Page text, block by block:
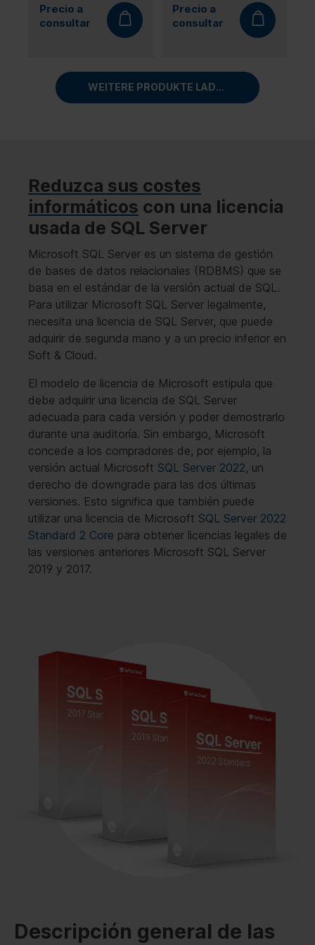
2Core
Precio a
consultar
Precio a
consultar
WEITERE PRODUKTE LADEN
Reduzca sus costes
informáticos con una licencia
usada de SQL Server
Microsoft SQL Server es un sistema de gestión
de bases de datos relacionales (RDBMS) que se
basa en el estándar de la versión actual de SQL.
Para utilizar Microsoft SQL Server legalmente,
necesita una licencia de SQL Server, que puede
adquirir de segunda mano y a un precio inferior en
Soft & Cloud.
El modelo de licencia de Microsoft estipula que
debe adquirir una licencia de SQL Server
adecuada para cada versión y poder demostrarlo
durante una auditoría. Sin embargo, Microsoft
concede a los compradores de, por ejemplo, la
versión actual Microsoft SQL Server 2022, un
derecho de downgrade para las dos últimas
versiones. Esto significa que también puede
utilizar una licencia de Microsoft SQL Server 2022
Standard 2 Core para obtener licencias legales de
las versiones anteriores Microsoft SQL Server
2019 y 2017.
Descripción general de las